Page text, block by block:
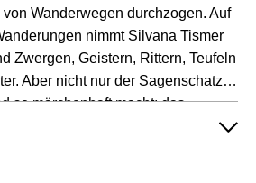
Wanderwegen durchzogen. Auf
nimmt Silvana Tismer
Zwergen, Geistern, Rittern, Teufeln
Aber nicht nur der Sagenschatz
so märchenhaft macht; das
Deutschen Märchenstraße und man